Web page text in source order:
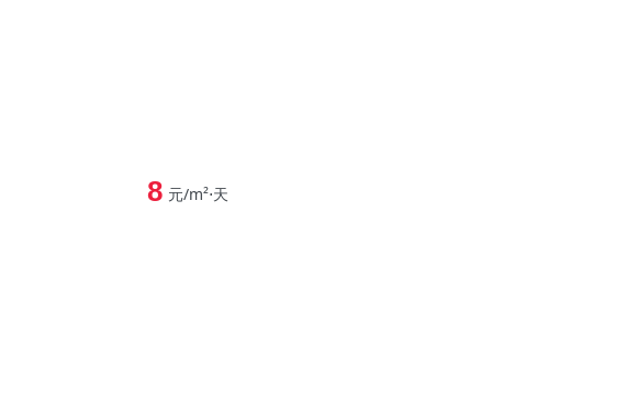
8 元/m²⋅天